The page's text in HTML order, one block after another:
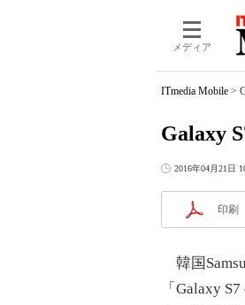
メディア
ITmedia Mobile >
Galaxy
2016年04月21日
印刷
韓国
「Galaxy